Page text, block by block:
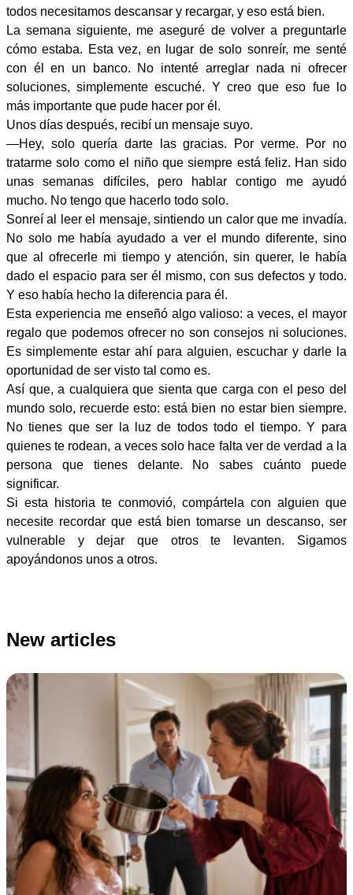
todos necesitamos descansar y recargar, y eso está bien.
La semana siguiente, me aseguré de volver a preguntarle
cómo estaba. Esta vez, en lugar de solo sonreír, me senté
con él en un banco. No intenté arreglar nada ni ofrecer
soluciones, simplemente escuché. Y creo que eso fue lo
más importante que pude hacer por él.
Unos días después, recibí un mensaje suyo.
—Hey, solo quería darte las gracias. Por verme. Por no
tratarme solo como el niño que siempre está feliz. Han sido
unas semanas difíciles, pero hablar contigo me ayudó
mucho. No tengo que hacerlo todo solo.
Sonreí al leer el mensaje, sintiendo un calor que me invadía.
No solo me había ayudado a ver el mundo diferente, sino
que al ofrecerle mi tiempo y atención, sin querer, le había
dado el espacio para ser él mismo, con sus defectos y todo.
Y eso había hecho la diferencia para él.
Esta experiencia me enseñó algo valioso: a veces, el mayor
regalo que podemos ofrecer no son consejos ni soluciones.
Es simplemente estar ahí para alguien, escuchar y darle la
oportunidad de ser visto tal como es.
Así que, a cualquiera que sienta que carga con el peso del
mundo solo, recuerde esto: está bien no estar bien siempre.
No tienes que ser la luz de todos todo el tiempo. Y para
quienes te rodean, a veces solo hace falta ver de verdad a la
persona que tienes delante. No sabes cuánto puede
significar.
Si esta historia te conmovió, compártela con alguien que
necesite recordar que está bien tomarse un descanso, ser
vulnerable y dejar que otros te levanten. Sigamos
apoyándonos unos a otros.
New articles